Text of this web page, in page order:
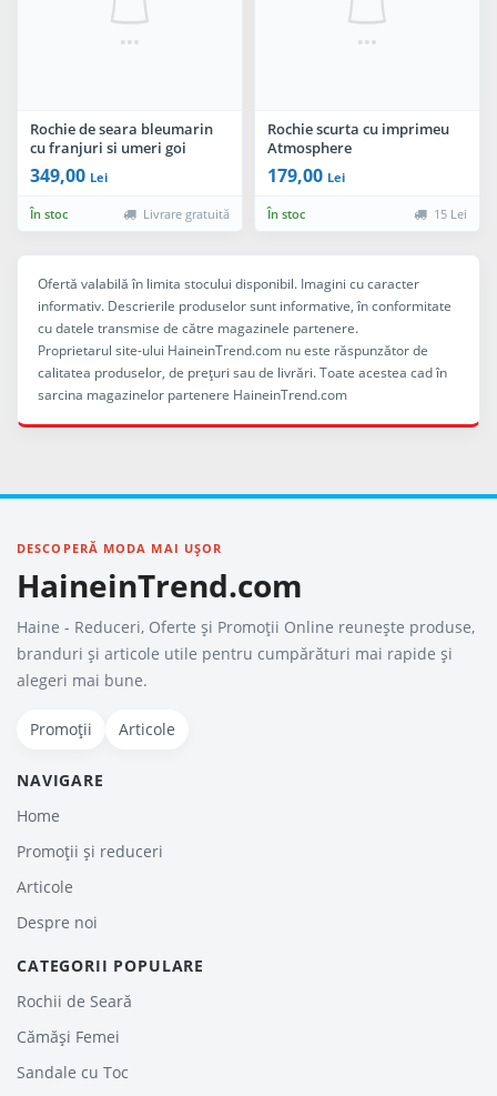
Rochie de seara bleumarin
cu franjuri si umeri goi
349,00 Lei
În stoc Livrare gratuită
Rochie scurta cu imprimeu
Atmosphere
179,00 Lei
În stoc 15 Lei
Ofertă valabilă în limita stocului disponibil. Imagini cu caracter
informativ. Descrierile produselor sunt informative, în conformitate
cu datele transmise de către magazinele partenere.
Proprietarul site-ului HaineinTrend.com nu este răspunzător de
calitatea produselor, de preţuri sau de livrări. Toate acestea cad în
sarcina magazinelor partenere HaineinTrend.com
DESCOPERĂ MODA MAI UȘOR
HaineinTrend.com
Haine - Reduceri, Oferte şi Promoţii Online reunește produse,
branduri și articole utile pentru cumpărături mai rapide și
alegeri mai bune.
Promoții Articole
NAVIGARE
Home
Promoții și reduceri
Articole
Despre noi
CATEGORII POPULARE
Rochii de Seară
Cămăși Femei
Sandale cu Toc